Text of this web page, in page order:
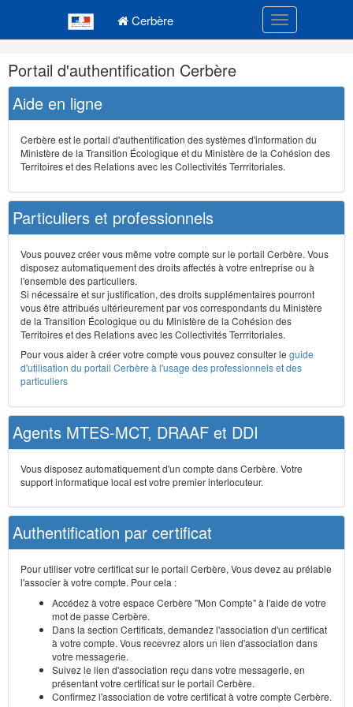
Cerbère Toggle
Navigation
et
outils
annexes
Portail d'authentification Cerbère
Aide en ligne
Cerbère est le portail d'authentification des systèmes d'information du
Ministère de la Transition Écologique et du Ministère de la Cohésion des
Territoires et des Relations avec les Collectivités Terrritoriales.
Particuliers et professionnels
Vous pouvez créer vous même votre compte sur le portail Cerbère. Vous
disposez automatiquement des droits affectés à votre entreprise ou à
l'ensemble des particuliers.
Si nécessaire et sur justification, des droits supplémentaires pourront
vous être attribués ultérieurement par vos correspondants du Ministère
de la Transition Écologique ou du Ministère de la Cohésion des
Territoires et des Relations avec les Collectivités Terrritoriales.
Pour vous aider à créer votre compte vous pouvez consulter le guide
d'utilisation du portail Cerbère à l'usage des professionnels et des
particuliers
Agents MTES-MCT, DRAAF et DDI
Vous disposez automatiquement d'un compte dans Cerbère. Votre
support informatique local est votre premier interlocuteur.
Authentification par certificat
Pour utiliser votre certificat sur le portail Cerbère, Vous devez au prélable
l'associer à votre compte. Pour cela :
Accédez à votre espace Cerbère "Mon Compte" à l'aide de votre
mot de passe Cerbère.
Dans la section Certificats, demandez l'association d'un certificat
à votre compte. Vous recevrez alors un lien d'association dans
votre messagerie.
Suivez le lien d'association reçu dans votre messagerie, en
présentant votre certificat sur le portail Cerbère.
Confirmez l'association de votre certificat à votre compte Cerbère.